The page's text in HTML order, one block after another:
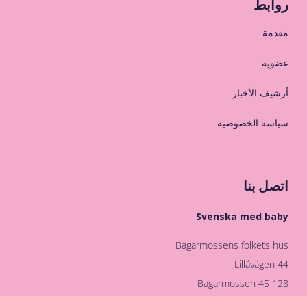
روابط
مقدمة
عضوية
أرشيف الأخبار
سياسة الخصوصية
اتصل بنا
Svenska med baby
Bagarmossens folkets hus
Lillåvägen 44
128 45 Bagarmossen